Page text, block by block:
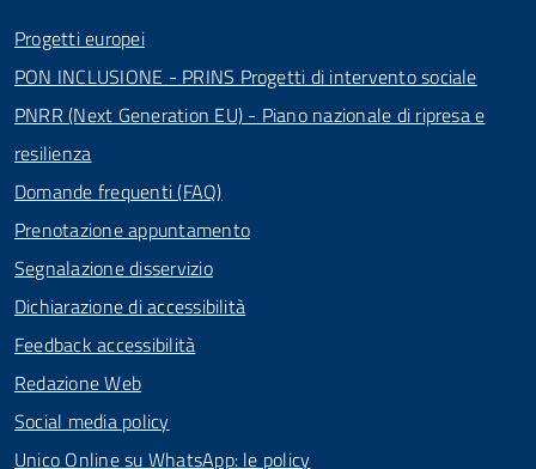
Progetti europei
PON INCLUSIONE - PRINS Progetti di intervento sociale
PNRR (Next Generation EU) - Piano nazionale di ripresa e
resilienza
Domande frequenti (FAQ)
Prenotazione appuntamento
Segnalazione disservizio
Dichiarazione di accessibilità
Feedback accessibilità
Redazione Web
Social media policy
Unico Online su WhatsApp: le policy